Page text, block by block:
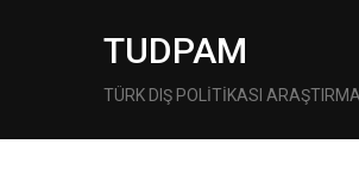
TUDPAM
TÜRK DIŞ POLİTİKASI